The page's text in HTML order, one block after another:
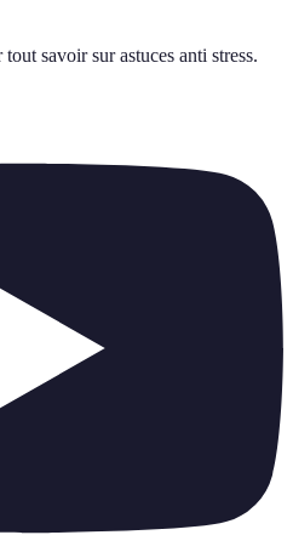
tout savoir sur astuces anti stress.